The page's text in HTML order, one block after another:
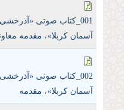
001_کتاب صوتی
آسمان‌ کربلا»، مقدمه
002_کتاب صوتی
آسمان‌ کربلا»، مقدمه